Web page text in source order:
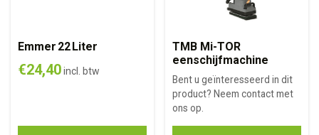
Emmer 22 Liter
€24,40incl. btw
TMB Mi-TOR
eenschijfmachine
Bent u geïnteresseerd in dit
product? Neem contact met
ons op.